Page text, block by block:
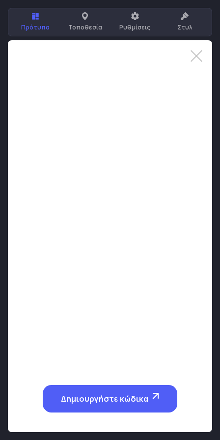
Πρότυπα Τοποθεσία Ρυθμίσεις Στυλ
Δημιουργήστε κώδικα